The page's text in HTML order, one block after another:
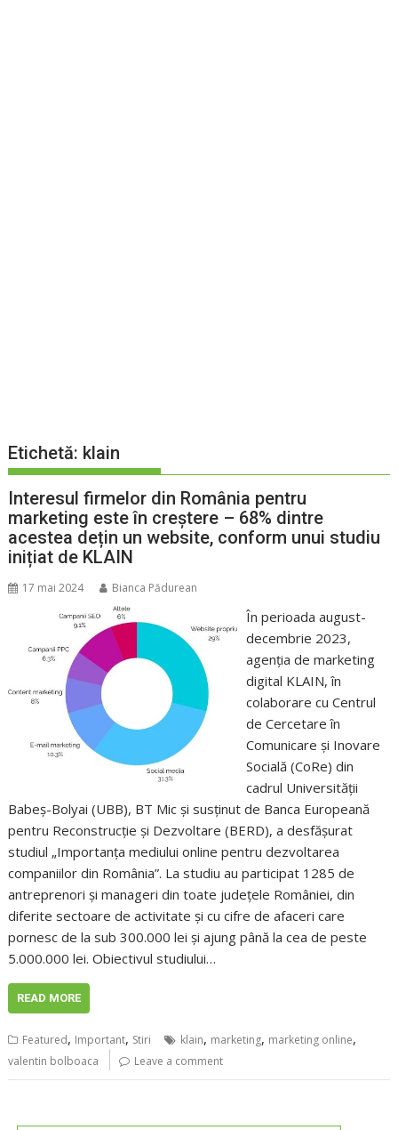
Etichetă: klain
Interesul firmelor din România pentru
marketing este în creștere – 68% dintre
acestea dețin un website, conform unui studiu
inițiat de KLAIN
17 mai 2024 Bianca Pădurean
În perioada august-
decembrie 2023,
agenția de marketing
digital KLAIN, în
colaborare cu Centrul
de Cercetare în
Comunicare și Inovare
Socială (CoRe) din
cadrul Universității
Babeș-Bolyai (UBB), BT Mic și susținut de Banca Europeană
pentru Reconstrucţie şi Dezvoltare (BERD), a desfășurat
studiul „Importanța mediului online pentru dezvoltarea
companiilor din România”. La studiu au participat 1285 de
antreprenori și manageri din toate județele României, din
diferite sectoare de activitate și cu cifre de afaceri care
pornesc de la sub 300.000 lei și ajung până la cea de peste
5.000.000 lei. Obiectivul studiului…
READ MORE
Featured, Important, Stiri klain, marketing, marketing online,
valentin bolboaca Leave a comment